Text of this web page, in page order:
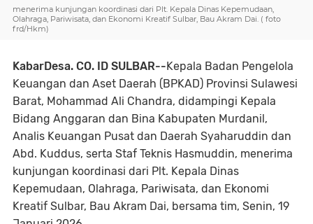
menerima kunjungan koordinasi dari Plt. Kepala Dinas Kepemudaan,
Olahraga, Pariwisata, dan Ekonomi Kreatif Sulbar, Bau Akram Dai. ( foto
frd/Hkm)
KabarDesa. CO. ID SULBAR--Kepala Badan Pengelola
Keuangan dan Aset Daerah (BPKAD) Provinsi Sulawesi
Barat, Mohammad Ali Chandra, didampingi Kepala
Bidang Anggaran dan Bina Kabupaten Murdanil,
Analis Keuangan Pusat dan Daerah Syaharuddin dan
Abd. Kuddus, serta Staf Teknis Hasmuddin, menerima
kunjungan koordinasi dari Plt. Kepala Dinas
Kepemudaan, Olahraga, Pariwisata, dan Ekonomi
Kreatif Sulbar, Bau Akram Dai, bersama tim, Senin, 19